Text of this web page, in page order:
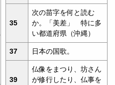
35
次の苗字を何と読む
か。「美差」 特に多
い都道府県（沖縄）
37 日本の国歌。
39
仏像をまつり、坊さん
が修行したり、仏事を